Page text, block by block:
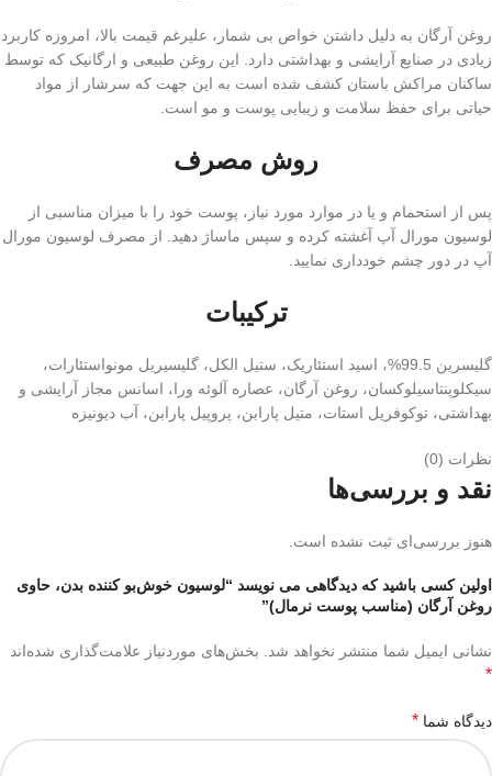
روغن آرگان به دلیل داشتن خواص بی شمار، علیرغم قیمت بالا، امروزه کاربرد
زیادی در صنایع آرایشی و بهداشتی دارد. این روغن طبیعی و ارگانیک که توسط
ساکنان مراکش باستان کشف شده است به این جهت که سرشار از مواد
حیاتی برای حفظ سلامت و زیبایی پوست و مو است.
روش مصرف
پس از استحمام و یا در موارد مورد نیاز، پوست خود را با میزان مناسبی از
لوسیون مورال آپ آغشته کرده و سپس ماساژ دهید. از مصرف لوسیون مورال
آپ در دور چشم خود‌داری نمایید.
ترکیبات
گلیسرین 99.5%، اسید استئاریک، ستیل الکل، گلیسیریل مونواستئارات،
سیکلوپنتاسیلوکسان، روغن آرگان، عصاره آلوئه ورا، اسانس مجاز آرایشی و
بهداشتی، توکوفریل استات، متیل پارابن، پروپیل پارابن، آب دیونیزه
نظرات (0)
نقد و بررسی‌ها
هنوز بررسی‌ای ثبت نشده است.
اولین کسی باشید که دیدگاهی می نویسد “لوسیون خوش‌بو کننده بدن، حاوی
روغن آرگان (مناسب پوست نرمال)”
نشانی ایمیل شما منتشر نخواهد شد. بخش‌های موردنیاز علامت‌گذاری شده‌اند
*
دیدگاه شما *